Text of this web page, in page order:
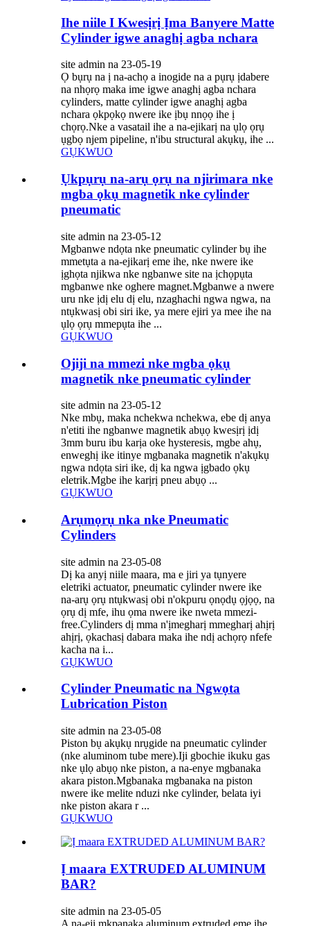
Ihe niile I Kwesịrị Ịma Banyere Matte
Cylinder igwe anaghị agba nchara
site admin na 23-05-19
Ọ bụrụ na ị na-achọ a inogide na a pụrụ ịdabere
na nhọrọ maka ime igwe anaghị agba nchara
cylinders, matte cylinder igwe anaghị agba
nchara ọkpọkọ nwere ike ịbụ nnọọ ihe ị
chọrọ.Nke a vasatail ihe a na-ejikarị na ụlọ ọrụ
ụgbọ njem pipeline, n'ibu structural akụkụ, ihe ...
GỤKWUO
Ụkpụrụ na-arụ ọrụ na njirimara nke
mgba ọkụ magnetik nke cylinder
pneumatic
site admin na 23-05-12
Mgbanwe ndọta nke pneumatic cylinder bụ ihe
mmetụta a na-ejikarị eme ihe, nke nwere ike
ịghọta njikwa nke ngbanwe site na ịchọpụta
mgbanwe nke oghere magnet.Mgbanwe a nwere
uru nke ịdị elu dị elu, nzaghachi ngwa ngwa, na
ntụkwasị obi siri ike, ya mere ejiri ya mee ihe na
ụlọ ọrụ mmepụta ihe ...
GỤKWUO
Ojiji na mmezi nke mgba ọkụ
magnetik nke pneumatic cylinder
site admin na 23-05-12
Nke mbụ, maka nchekwa nchekwa, ebe dị anya
n'etiti ihe ngbanwe magnetik abụọ kwesịrị ịdị
3mm buru ibu karịa oke hysteresis, mgbe ahụ,
enweghị ike itinye mgbanaka magnetik n'akụkụ
ngwa ndọta siri ike, dị ka ngwa ịgbado ọkụ
eletrik.Mgbe ihe karịrị pneu abụọ ...
GỤKWUO
Arụmọrụ nka nke Pneumatic
Cylinders
site admin na 23-05-08
Dị ka anyị niile maara, ma e jiri ya tụnyere
eletriki actuator, pneumatic cylinder nwere ike
na-arụ ọrụ ntụkwasị obi n'okpuru ọnọdụ ọjọọ, na
ọrụ dị mfe, ihu ọma nwere ike nweta mmezi-
free.Cylinders dị mma n'ịmegharị mmegharị ahịrị
ahịrị, ọkachasị dabara maka ihe ndị achọrọ nfefe
kacha na i...
GỤKWUO
Cylinder Pneumatic na Ngwọta
Lubrication Piston
site admin na 23-05-08
Piston bụ akụkụ nrụgide na pneumatic cylinder
(nke aluminom tube mere).Iji gbochie ikuku gas
nke ụlọ abụọ nke piston, a na-enye mgbanaka
akara piston.Mgbanaka mgbanaka na piston
nwere ike melite nduzi nke cylinder, belata iyi
nke piston akara r ...
GỤKWUO
Ị maara EXTRUDED ALUMINUM
BAR?
site admin na 23-05-05
A na-eji mkpanaka aluminum extruded eme ihe